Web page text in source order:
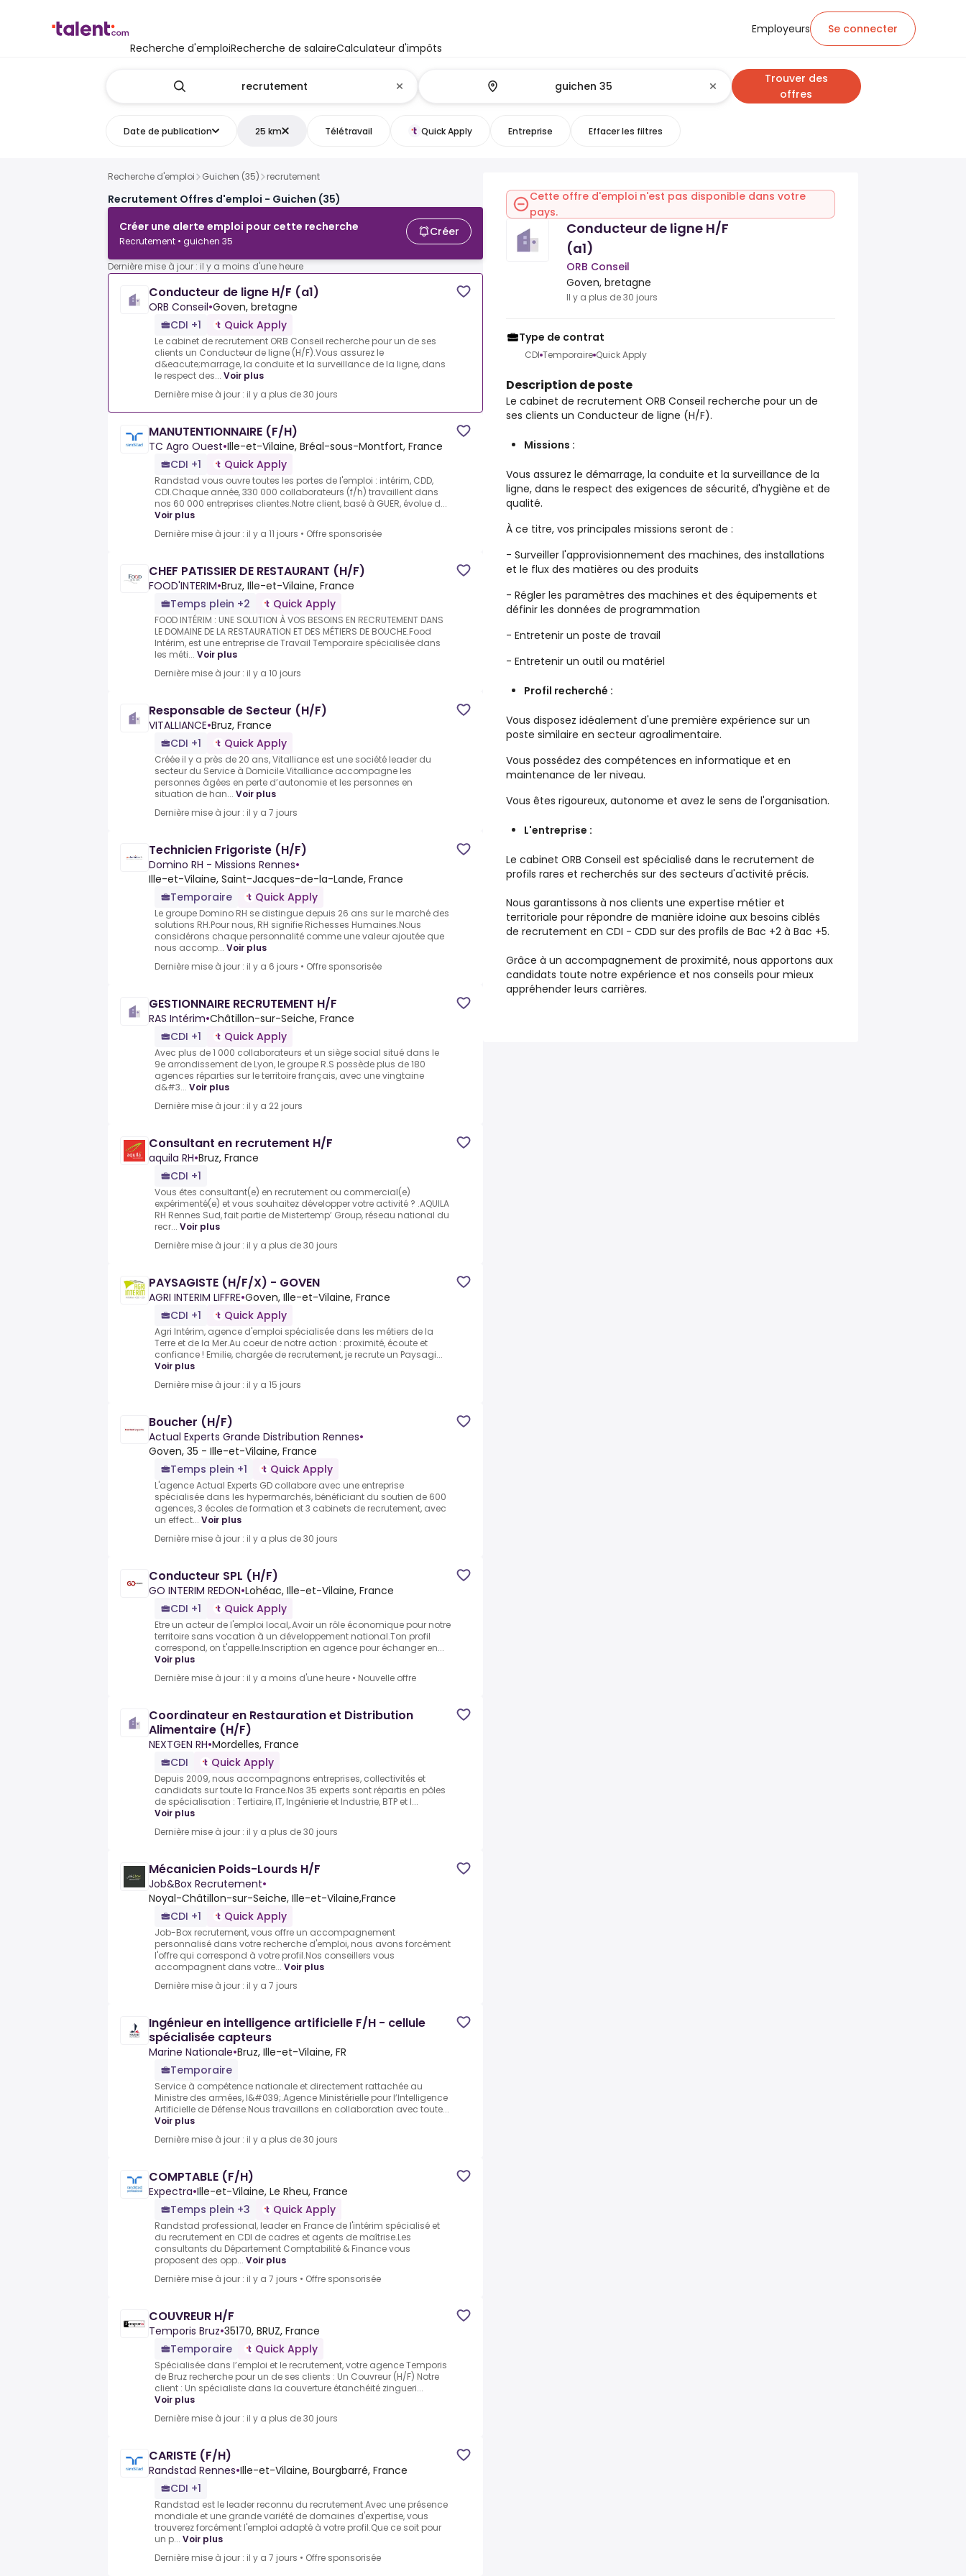
Recherche d'emploiRecherche de salaireCalculateur d'impôts
Employeurs Se connecter
Trouver des
offres
Date de publication 25 km Télétravail Quick Apply Entreprise Effacer les filtres
Recherche d'emploi Guichen (35) recrutement
Recrutement Offres d'emploi - Guichen (35)
Créer une alerte emploi pour cette recherche
Recrutement • guichen 35
Créer
Dernière mise à jour : il y a moins d'une heure
Conducteur de ligne H/F (a1)
ORB Conseil•Goven, bretagne
CDI +1
Quick Apply
Le cabinet de recrutement ORB Conseil recherche pour un de ses
clients un Conducteur de ligne (H/F).Vous assurez le
d&eacute;marrage, la conduite et la surveillance de la ligne, dans
le respect des... Voir plus
Dernière mise à jour : il y a plus de 30 jours
MANUTENTIONNAIRE (F/H)
TC Agro Ouest•Ille-et-Vilaine, Bréal-sous-Montfort, France
CDI +1
Quick Apply
Randstad vous ouvre toutes les portes de l'emploi : intérim, CDD,
CDI.Chaque année, 330 000 collaborateurs (f/h) travaillent dans
nos 60 000 entreprises clientes.Notre client, basé à GUER, évolue d...
Voir plus
Dernière mise à jour : il y a 11 jours • Offre sponsorisée
CHEF PATISSIER DE RESTAURANT (H/F)
FOOD'INTERIM•Bruz, Ille-et-Vilaine, France
Temps plein +2
Quick Apply
FOOD INTÉRIM : UNE SOLUTION À VOS BESOINS EN RECRUTEMENT DANS
LE DOMAINE DE LA RESTAURATION ET DES MÉTIERS DE BOUCHE.Food
Intérim, est une entreprise de Travail Temporaire spécialisée dans
les méti... Voir plus
Dernière mise à jour : il y a 10 jours
Responsable de Secteur (H/F)
VITALLIANCE•Bruz, France
CDI +1
Quick Apply
Créée il y a près de 20 ans, Vitalliance est une société leader du
secteur du Service à Domicile.Vitalliance accompagne les
personnes âgées en perte d’autonomie et les personnes en
situation de han... Voir plus
Dernière mise à jour : il y a 7 jours
Technicien Frigoriste (H/F)
Domino RH - Missions Rennes•
Ille-et-Vilaine, Saint-Jacques-de-la-Lande, France
Temporaire
Quick Apply
Le groupe Domino RH se distingue depuis 26 ans sur le marché des
solutions RH.Pour nous, RH signifie Richesses Humaines.Nous
considérons chaque personnalité comme une valeur ajoutée que
nous accomp... Voir plus
Dernière mise à jour : il y a 6 jours • Offre sponsorisée
GESTIONNAIRE RECRUTEMENT H/F
RAS Intérim•Châtillon-sur-Seiche, France
CDI +1
Quick Apply
Avec plus de 1 000 collaborateurs et un siège social situé dans le
9e arrondissement de Lyon, le groupe R.S possède plus de 180
agences réparties sur le territoire français, avec une vingtaine
d&#3... Voir plus
Dernière mise à jour : il y a 22 jours
Consultant en recrutement H/F
aquila RH•Bruz, France
CDI +1
Vous êtes consultant(e) en recrutement ou commercial(e)
expérimenté(e) et vous souhaitez développer votre activité ? .AQUILA
RH Rennes Sud, fait partie de Mistertemp’ Group, réseau national du
recr... Voir plus
Dernière mise à jour : il y a plus de 30 jours
PAYSAGISTE (H/F/X) - GOVEN
AGRI INTERIM LIFFRE•Goven, Ille-et-Vilaine, France
CDI +1
Quick Apply
Agri Intérim, agence d'emploi spécialisée dans les métiers de la
Terre et de la Mer.Au coeur de notre action : proximité, écoute et
confiance ! Emilie, chargée de recrutement, je recrute un Paysagi...
Voir plus
Dernière mise à jour : il y a 15 jours
Boucher (H/F)
Actual Experts Grande Distribution Rennes•
Goven, 35 - Ille-et-Vilaine, France
Temps plein +1
Quick Apply
L'agence Actual Experts GD collabore avec une entreprise
spécialisée dans les hypermarchés, bénéficiant du soutien de 600
agences, 3 écoles de formation et 3 cabinets de recrutement, avec
un effect... Voir plus
Dernière mise à jour : il y a plus de 30 jours
Conducteur SPL (H/F)
GO INTERIM REDON•Lohéac, Ille-et-Vilaine, France
CDI +1
Quick Apply
Etre un acteur de l'emploi local,.Avoir un rôle économique pour notre
territoire sans vocation à un développement national.Ton profil
correspond, on t'appelle.Inscription en agence pour échanger en...
Voir plus
Dernière mise à jour : il y a moins d'une heure • Nouvelle offre
Coordinateur en Restauration et Distribution
Alimentaire (H/F)
NEXTGEN RH•Mordelles, France
CDI
Quick Apply
Depuis 2009, nous accompagnons entreprises, collectivités et
candidats sur toute la France.Nos 35 experts sont répartis en pôles
de spécialisation : Tertiaire, IT, Ingénierie et Industrie, BTP et I...
Voir plus
Dernière mise à jour : il y a plus de 30 jours
Mécanicien Poids-Lourds H/F
Job&Box Recrutement•
Noyal-Châtillon-sur-Seiche, Ille-et-Vilaine,France
CDI +1
Quick Apply
Job-Box recrutement, vous offre un accompagnement
personnalisé dans votre recherche d'emploi, nous avons forcément
l'offre qui correspond à votre profil.Nos conseillers vous
accompagnent dans votre... Voir plus
Dernière mise à jour : il y a 7 jours
Ingénieur en intelligence artificielle F/H - cellule
spécialisée capteurs
Marine Nationale•Bruz, Ille-et-Vilaine, FR
Temporaire
Service à compétence nationale et directement rattachée au
Ministre des armées, l&#039;.Agence Ministérielle pour l’Intelligence
Artificielle de Défense.Nous travaillons en collaboration avec toute...
Voir plus
Dernière mise à jour : il y a plus de 30 jours
COMPTABLE (F/H)
Expectra•Ille-et-Vilaine, Le Rheu, France
Temps plein +3
Quick Apply
Randstad professional, leader en France de l'intérim spécialisé et
du recrutement en CDI de cadres et agents de maîtrise.Les
consultants du Département Comptabilité & Finance vous
proposent des opp... Voir plus
Dernière mise à jour : il y a 7 jours • Offre sponsorisée
COUVREUR H/F
Temporis Bruz•35170, BRUZ, France
Temporaire
Quick Apply
Spécialisée dans l’emploi et le recrutement, votre agence Temporis
de Bruz recherche pour un de ses clients : Un Couvreur (H/F) Notre
client : Un spécialiste dans la couverture étanchéité zingueri...
Voir plus
Dernière mise à jour : il y a plus de 30 jours
CARISTE (F/H)
Randstad Rennes•Ille-et-Vilaine, Bourgbarré, France
CDI +1
Randstad est le leader reconnu du recrutement.Avec une présence
mondiale et une grande variété de domaines d'expertise, vous
trouverez forcément l'emploi adapté à votre profil.Que ce soit pour
un p... Voir plus
Dernière mise à jour : il y a 7 jours • Offre sponsorisée
Cette offre d'emploi n'est pas disponible dans votre
pays.
Conducteur de ligne H/F
(a1)
ORB Conseil
Goven, bretagne
Il y a plus de 30 jours
Type de contrat
CDI Temporaire Quick Apply
Description de poste
Le cabinet de recrutement ORB Conseil recherche pour un de
ses clients un Conducteur de ligne (H/F).
Missions :
Vous assurez le démarrage, la conduite et la surveillance de la
ligne, dans le respect des exigences de sécurité, d'hygiène et de
qualité.
À ce titre, vos principales missions seront de :
- Surveiller l'approvisionnement des machines, des installations
et le flux des matières ou des produits
- Régler les paramètres des machines et des équipements et
définir les données de programmation
- Entretenir un poste de travail
- Entretenir un outil ou matériel
Profil recherché :
Vous disposez idéalement d'une première expérience sur un
poste similaire en secteur agroalimentaire.
Vous possédez des compétences en informatique et en
maintenance de 1er niveau.
Vous êtes rigoureux, autonome et avez le sens de l'organisation.
L'entreprise :
Le cabinet ORB Conseil est spécialisé dans le recrutement de
profils rares et recherchés sur des secteurs d'activité précis.
Nous garantissons à nos clients une expertise métier et
territoriale pour répondre de manière idoine aux besoins ciblés
de recrutement en CDI - CDD sur des profils de Bac +2 à Bac +5.
Grâce à un accompagnement de proximité, nous apportons aux
candidats toute notre expérience et nos conseils pour mieux
appréhender leurs carrières.